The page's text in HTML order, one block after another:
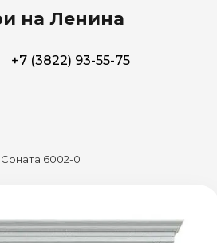
на Ленина
+7 (3822) 93-55-75
Соната 6002-0